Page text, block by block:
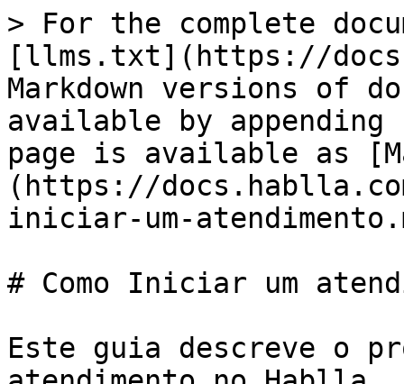
> For the complete
[llms.txt](https://
Markdown versions of
available by
page is available as
(https://
iniciar-um-
# Como Iniciar um
Este guia descreve o